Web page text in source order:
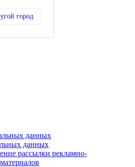
город
данных
данных
рассылки рекламно-